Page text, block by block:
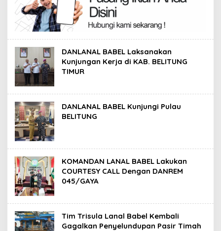
DANLANAL BABEL Laksanakan
Kunjungan Kerja di KAB. BELITUNG
TIMUR
DANLANAL BABEL Kunjungi Pulau
BELITUNG
KOMANDAN LANAL BABEL Lakukan
COURTESY CALL Dengan DANREM
045/GAYA
Tim Trisula Lanal Babel Kembali
Gagalkan Penyelundupan Pasir Timah